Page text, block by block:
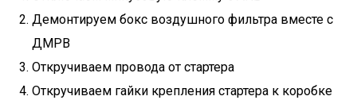
Демонтируем бокс воздушного фильтра вместе с
ДМРВ
Откручиваем провода от стартера
Откручиваем гайки крепления стартера к коробке